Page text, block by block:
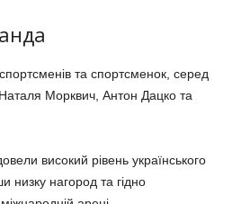
та спортсменок, серед
Морквич, Антон Дацко та
високий рівень українського
низку нагород та гідно